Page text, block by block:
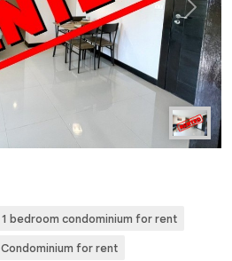
Next
1 bedroom condominium for rent
Condominium for rent